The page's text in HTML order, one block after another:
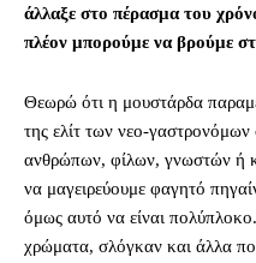
άλλαξε στο πέρασμα του
πλέον μπορούμε να βρούμε
Θεωρώ ότι η μουστάρδα
της ελίτ των νεο-
ανθρώπων, φίλων, γνωστών ή
να μαγειρεύουμε φαγητό
όμως αυτό να είναι
χρώματα, σλόγκαν και άλλα